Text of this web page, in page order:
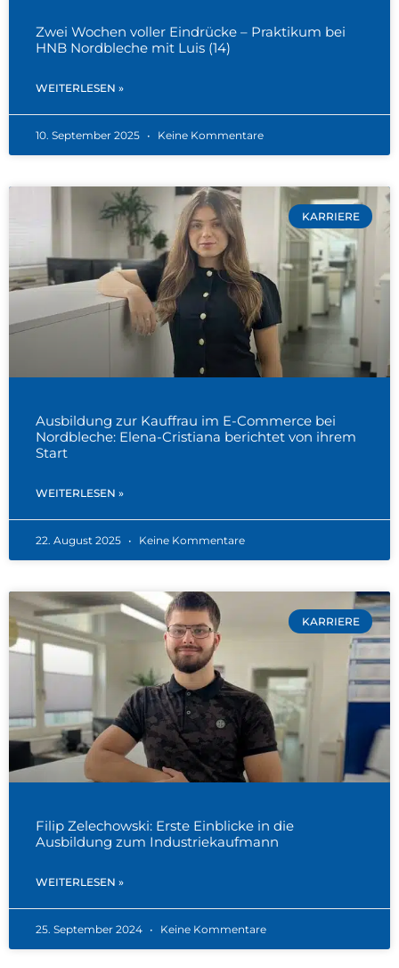
Zwei Wochen voller Eindrücke – Praktikum bei
HNB Nordbleche mit Luis (14)
WEITERLESEN »
10. September 2025 Keine Kommentare
KARRIERE
Ausbildung zur Kauffrau im E-Commerce bei
Nordbleche: Elena-Cristiana berichtet von ihrem
Start
WEITERLESEN »
22. August 2025 Keine Kommentare
KARRIERE
Filip Zelechowski: Erste Einblicke in die
Ausbildung zum Industriekaufmann
WEITERLESEN »
25. September 2024 Keine Kommentare